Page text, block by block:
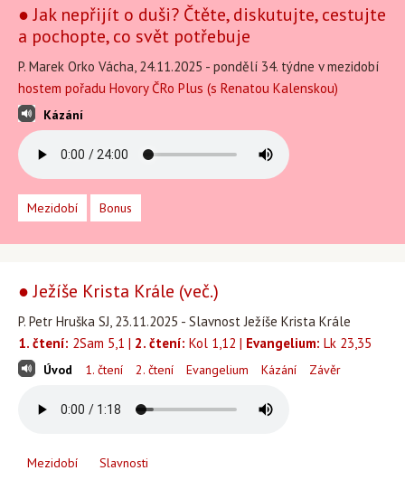
● Jak nepřijít o duši? Čtěte, diskutujte, cestujte
a pochopte, co svět potřebuje
P. Marek Orko Vácha, 24.11.2025 - pondělí 34. týdne v mezidobí
hostem pořadu Hovory ČRo Plus (s Renatou Kalenskou)
Kázání
Mezidobí Bonus
● Ježíše Krista Krále (več.)
P. Petr Hruška SJ, 23.11.2025 - Slavnost Ježíše Krista Krále
1. čtení: 2Sam 5,1 | 2. čtení: Kol 1,12 | Evangelium: Lk 23,35
Úvod 1. čtení 2. čtení Evangelium Kázání Závěr
Mezidobí Slavnosti